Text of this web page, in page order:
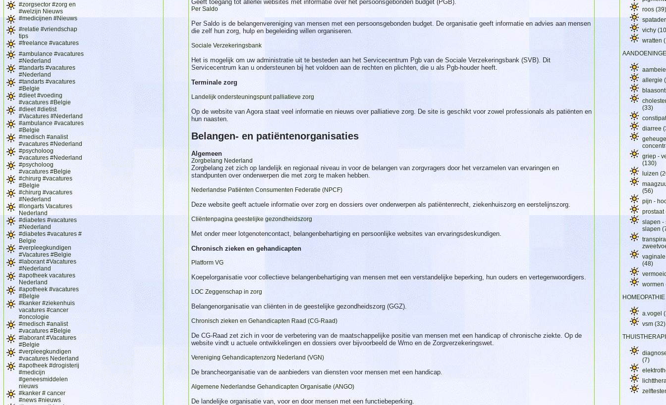
#zorgsector #zorg en
#welzijn Nieuws
#medicijnen #Nieuws
#relatie #vriendschap
tips
#freelance #vacatures
#ambulance #vacatures
#Nederland
#tandarts #vacatures
#Nederland
#tandarts #vacatures
#Belgie
#dieet #voeding
#vacatures #Belgie
#dieet #dietist
#Vacatures #Nederland
#ambulance #vacatures
#Belgie
#medisch #analist
#vacatures #Nederland
#psycholoog
#vacatures #Nederland
#psycholoog
#vacatures #Belgie
#chirurg #vacatures
#Belgie
#chirurg #vacatures
#Nederland
#longarts Vacatures
Nederland
#diabetes #vacatures
#Nederland
#diabetes #vacatures #
Belgie
#verpleegkundigen
#Vacatures #Belgie
#laborant #Vacatures
#Nederland
#apotheek vacatures
Nederland
#apotheek #vacatures
#Belgie
#kanker #ziekenhuis
vacatures #cancer
#oncologie
#medisch #analist
#vacatures #Belgie
#laborant #Vacatures
#Belgie
#verpleegkundigen
#vacatures Nederland
#apotheek #drogisterij
#medicijn
#geneesmiddelen
nieuws
#kanker # cancer
#news #nieuws
Geeft toegang tot allerlei websites met informatie over het persoonsgebonden budget (PGB).
Per Saldo
Per Saldo is de belangenvereniging van mensen met een persoonsgebonden budget. De organisatie geeft informatie en advies aan mensen
die zelf hun zorg, hulp en begeleiding willen organiseren.
Sociale Verzekeringsbank
Het is mogelijk om uw administratie uit te besteden aan het Servicecentrum Pgb van de Sociale Verzekeringsbank (SVB). Dit
Servicecentrum kan u ondersteunen bij het voldoen aan de rechten en plichten, die u als Pgb-houder heeft.
Terminale zorg
Landelijk ondersteuningspunt palliatieve zorg
Op de website van Agora staat veel informatie en nieuws over palliatieve zorg. De site is geschikt voor zowel professionals als patiënten en
hun naasten.
Belangen- en patiëntenorganisaties
Algemeen
Zorgbelang Nederland
Zorgbelang zet zich op landelijk en regionaal niveau in voor de belangen van zorgvragers door het verzamelen van ervaringen en
standpunten over onderwerpen die met zorg te maken hebben.
Nederlandse Patiënten Consumenten Federatie (NPCF)
Deze website geeft actuele informatie over zorg en dossiers over onderwerpen als patiëntenrecht, ziekenhuiszorg en eerstelijnszorg.
Cliëntenpagina geestelijke gezondheidszorg
Met onder meer lotgenotencontact, belangenbehartiging en persoonlijke websites van ervaringsdeskundigen.
Chronisch zieken en gehandicapten
Platform VG
Koepelorganisatie voor collectieve belangenbehartiging van mensen met een verstandelijke beperking, hun ouders en vertegenwoordigers.
LOC Zeggenschap in zorg
Belangenorganisatie van cliënten in de geestelijke gezondheidszorg (GGZ).
Chronisch zieken en Gehandicapten Raad (CG-Raad)
De CG-Raad zet zich in voor de verbetering van de maatschappelijke positie van mensen met een handicap of chronische ziekte. Op de
website vindt u actuele ontwikkelingen en dossiers over bijvoorbeeld de Wmo en de Zorgverzekeringswet.
Vereniging Gehandicaptenzorg Nederland (VGN)
De brancheorganisatie van de aanbieders van diensten voor mensen met een handicap.
Algemene Nederlandse Gehandicapten Organisatie (ANGO)
De landelijke organisatie van, voor en door mensen met een functiebeperking.
roos (39)
vichy
wratten
allergie
(33)
diarree
griep -
(130)
luizen
(56)
pijn -
prostaat
slapen -
slapen
(48)
wormen
HOMEOPATHIE
a.vogel
vsm (32)
(7)